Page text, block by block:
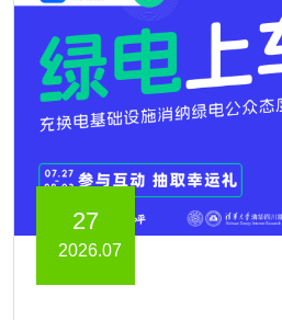
27
2026.07